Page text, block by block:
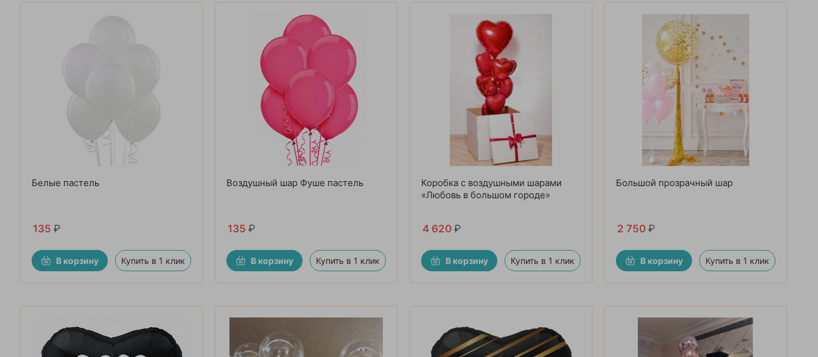
Белые пастель
135 ₽
В корзину Купить в 1 клик
Воздушный шар Фуше пастель
135 ₽
В корзину Купить в 1 клик
Коробка с воздушными шарами
«Любовь в большом городе»
4 620 ₽
В корзину Купить в 1 клик
Большой прозрачный шар
2 750 ₽
В корзину Купить в 1 клик